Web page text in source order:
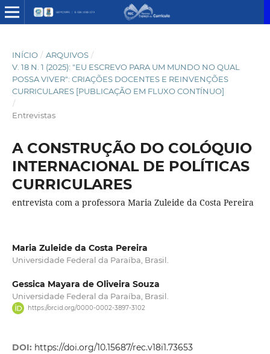
INÍCIO / ARQUIVOS /
V. 18 N. 1 (2025): "EU ESCREVO PARA UM MUNDO NO QUAL
POSSA VIVER": CRIAÇÕES DOCENTES E REINVENÇÕES
CURRICULARES [PUBLICAÇÃO EM FLUXO CONTÍNUO]
/
Entrevistas
A CONSTRUÇÃO DO COLÓQUIO
INTERNACIONAL DE POLÍTICAS
CURRICULARES
entrevista com a professora Maria Zuleide da Costa Pereira
Maria Zuleide da Costa Pereira
Universidade Federal da Paraíba, Brasil.
Gessica Mayara de Oliveira Souza
Universidade Federal da Paraíba, Brasil.
https://orcid.org/0000-0002-3897-3102
DOI: https://doi.org/10.15687/rec.v18i1.73653